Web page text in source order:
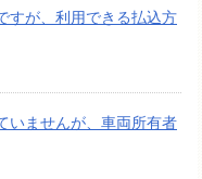
すが、利用できる払込方
いませんが、車両所有者